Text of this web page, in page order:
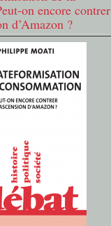
on encore contrer
d’Amazon ?